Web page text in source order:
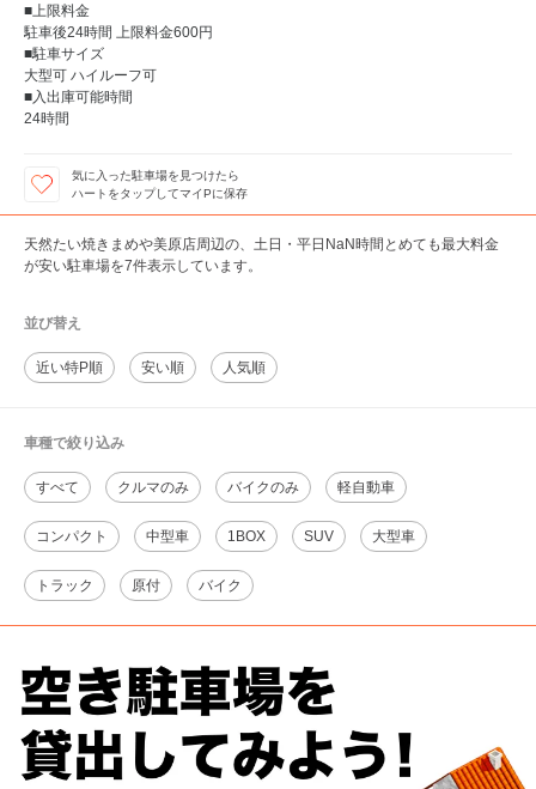
■上限料金
駐車後24時間 上限料金600円
■駐車サイズ
大型可 ハイルーフ可
■入出庫可能時間
24時間
気に入った駐車場を見つけたら
ハートをタップしてマイPに保存
天然たい焼きまめや美原店周辺の、土日・平日NaN時間とめても最大料金
が安い駐車場を7件表示しています。
並び替え
近い特P順 安い順 人気順
車種で絞り込み
すべて クルマのみ バイクのみ 軽自動車
コンパクト 中型車 1BOX SUV 大型車
トラック 原付 バイク